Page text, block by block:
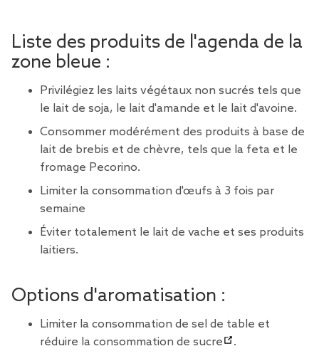
Liste des produits de l'agenda de la
zone bleue :
Privilégiez les laits végétaux non sucrés tels que
le lait de soja, le lait d'amande et le lait d'avoine.
Consommer modérément des produits à base de
lait de brebis et de chèvre, tels que la feta et le
fromage Pecorino.
Limiter la consommation d'œufs à 3 fois par
semaine
Éviter totalement le lait de vache et ses produits
laitiers.
Options d'aromatisation :
Limiter la consommation de sel de table et
réduire la consommation de sucre
.